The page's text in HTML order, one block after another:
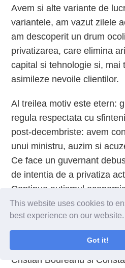
This website uses cookies to
best experience on our website.
Got it!
Avem si alte variante de
variantele, am vazut zilele
am descoperit un drum
privatizarea, care elimina
capital si tehnologie si, mai
asimileze nevoile clientilor.
Al treilea motiv este etern:
regula respectata cu
post-decembriste: avem
unui ministru, auzim si
Ce face un guvernant
de intentia de a privatiza
Continua autismul
mostenire lasata de
la argumentatia lui Victor
a fost “in combinatie” cu
privatizarii Oltchim, precum
Cristian Boureanu si